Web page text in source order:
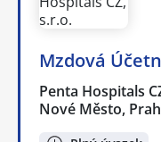
Mzdová
Penta Hospitals
Nové Město,